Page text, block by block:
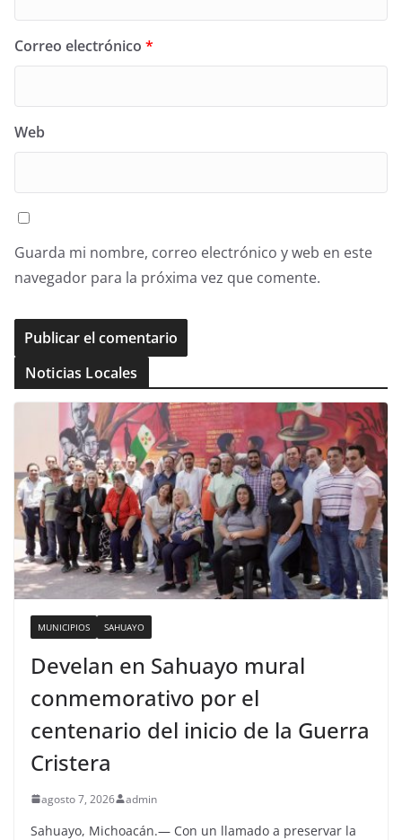
Correo electrónico *
Web
Guarda mi nombre, correo electrónico y web en este
navegador para la próxima vez que comente.
Noticias Locales
MUNICIPIOS SAHUAYO
Develan en Sahuayo mural
conmemorativo por el
centenario del inicio de la Guerra
Cristera
agosto 7, 2026 admin
Sahuayo, Michoacán.— Con un llamado a preservar la